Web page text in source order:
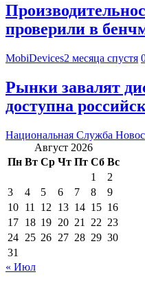
проверили в
MobiDevices2 месяца спустя
Рынки завалят
доступна
Национальная Служба
Август 2026
Пн Вт Ср Чт Пт Сб Вс
1
2
3
4 5 6 7 8
9
10 11 12 13 14 15 16
17 18 19 20 21 22 23
24 25 26 27 28 29 30
31
« Июл